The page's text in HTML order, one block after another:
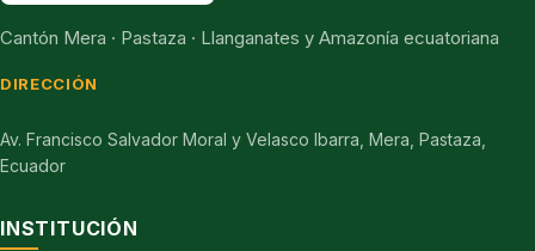
Cantón Mera · Pastaza · Llanganates y Amazonía ecuatoriana
DIRECCIÓN
Av. Francisco Salvador Moral y Velasco Ibarra, Mera, Pastaza,
Ecuador
INSTITUCIÓN